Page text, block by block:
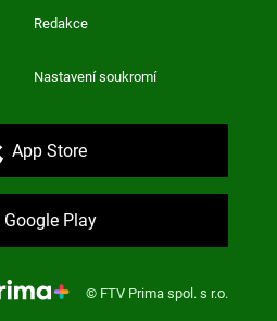
Redakce
Nastavení soukromí
App Store
Google Play
© FTV Prima spol. s r.o.